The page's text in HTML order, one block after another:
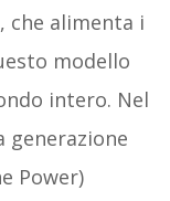
che alimenta i
modello
intero. Nel
generazione
Power)